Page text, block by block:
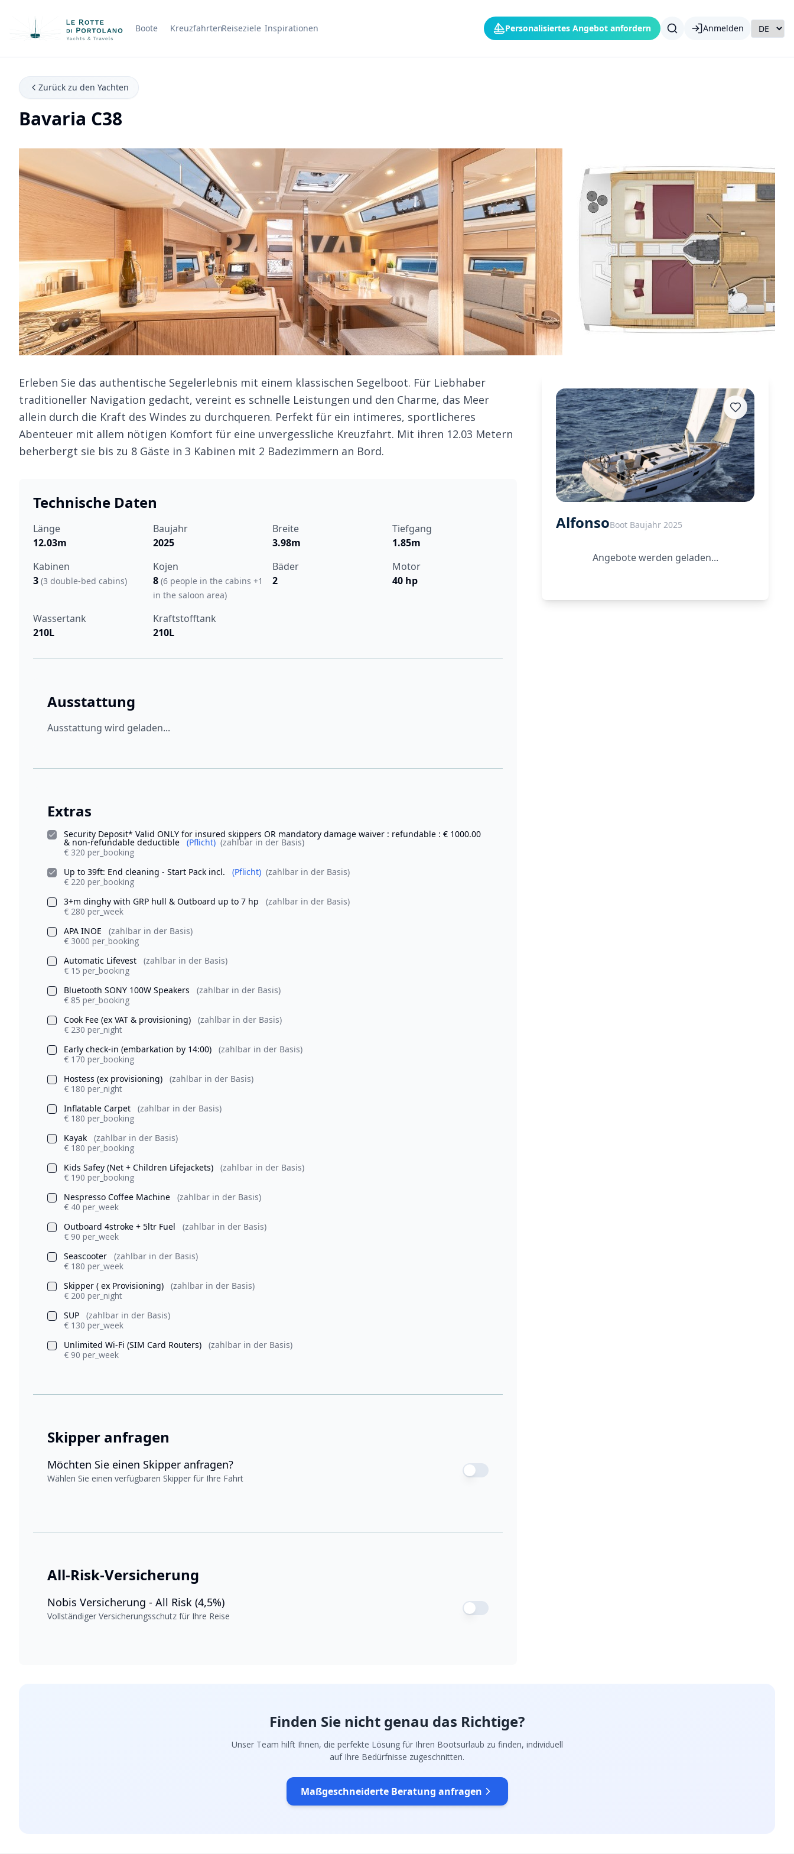
Firmenname Boote KreuzfahrtenReiseziele Inspirationen Personalisiertes Angebot anfordern Anmelden
Zurück zu den Yachten
Bavaria C38
Erleben Sie das authentische Segelerlebnis mit einem klassischen Segelboot. Für Liebhaber
traditioneller Navigation gedacht, vereint es schnelle Leistungen und den Charme, das Meer
allein durch die Kraft des Windes zu durchqueren. Perfekt für ein intimeres, sportlicheres
Abenteuer mit allem nötigen Komfort für eine unvergessliche Kreuzfahrt. Mit ihren 12.03 Metern
beherbergt sie bis zu 8 Gäste in 3 Kabinen mit 2 Badezimmern an Bord.
Technische Daten
Länge
12.03m
Baujahr
2025
Breite
3.98m
Tiefgang
1.85m
Kabinen
3 (3 double-bed cabins)
Kojen
8 (6 people in the cabins +1
in the saloon area)
Bäder
2
Motor
40 hp
Wassertank
210L
Kraftstofftank
210L
Ausstattung
Ausstattung wird geladen...
Extras
Security Deposit* Valid ONLY for insured skippers OR mandatory damage waiver : refundable : € 1000.00
& non-refundable deductible (Pflicht) (zahlbar in der Basis)
€ 320 per_booking
Up to 39ft: End cleaning - Start Pack incl.
(Pflicht) (zahlbar in der Basis)
€ 220 per_booking
3+m dinghy with GRP hull & Outboard up to 7 hp
(zahlbar in der Basis)
€ 280 per_week
APA INOE
(zahlbar in der Basis)
€ 3000 per_booking
Automatic Lifevest
(zahlbar in der Basis)
€ 15 per_booking
Bluetooth SONY 100W Speakers
(zahlbar in der Basis)
€ 85 per_booking
Cook Fee (ex VAT & provisioning)
(zahlbar in der Basis)
€ 230 per_night
Early check-in (embarkation by 14:00)
(zahlbar in der Basis)
€ 170 per_booking
Hostess (ex provisioning)
(zahlbar in der Basis)
€ 180 per_night
Inflatable Carpet
(zahlbar in der Basis)
€ 180 per_booking
Kayak
(zahlbar in der Basis)
€ 180 per_booking
Kids Safey (Net + Children Lifejackets)
(zahlbar in der Basis)
€ 190 per_booking
Nespresso Coffee Machine
(zahlbar in der Basis)
€ 40 per_week
Outboard 4stroke + 5ltr Fuel
(zahlbar in der Basis)
€ 90 per_week
Seascooter
(zahlbar in der Basis)
€ 180 per_week
Skipper ( ex Provisioning)
(zahlbar in der Basis)
€ 200 per_night
SUP
(zahlbar in der Basis)
€ 130 per_week
Unlimited Wi-Fi (SIM Card Routers)
(zahlbar in der Basis)
€ 90 per_week
Skipper anfragen
Möchten Sie einen Skipper anfragen?
Wählen Sie einen verfügbaren Skipper für Ihre Fahrt
All-Risk-Versicherung
Nobis Versicherung - All Risk (4,5%)
Vollständiger Versicherungsschutz für Ihre Reise
AlfonsoBoot Baujahr 2025
Angebote werden geladen...
Finden Sie nicht genau das Richtige?
Unser Team hilft Ihnen, die perfekte Lösung für Ihren Bootsurlaub zu finden, individuell
auf Ihre Bedürfnisse zugeschnitten.
Maßgeschneiderte Beratung anfragen